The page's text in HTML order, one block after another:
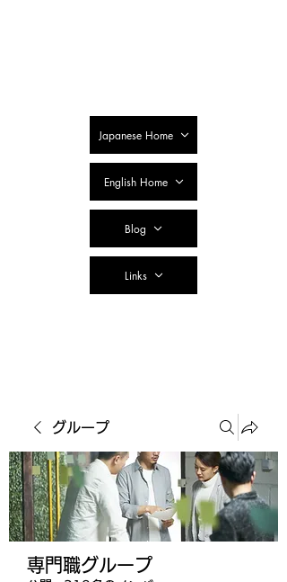
Japanese Home
English Home
Blog
Links
グループ
専門職グループ